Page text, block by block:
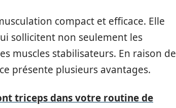
compact et efficace. Elle
sollicitent non seulement les
muscles stabilisateurs. En raison de
présente plusieurs avantages.
triceps dans votre routine de